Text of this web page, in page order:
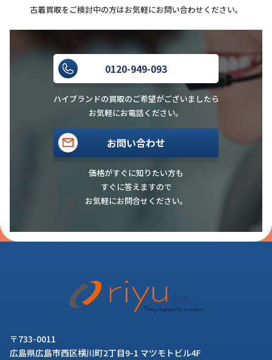
古着買取をご検討中の方はお気軽にお問い合わせください。
0120-949-093
ハイブランドの買取のご希望がございましたら
お気軽にお電話ください。
お問い合わせ
価格がすぐに知りたい方も
すぐに答えますので
お気軽にお問合せください。
〒733-0011
広島県広島市西区横川町2丁目9-1 マツモトビル4F